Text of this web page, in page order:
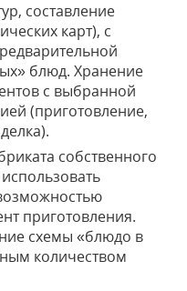
составление
карт), с
блюд. Хранение
с выбранной
(приготовление,
собственного
приготовления.
схемы «блюдо в
количеством